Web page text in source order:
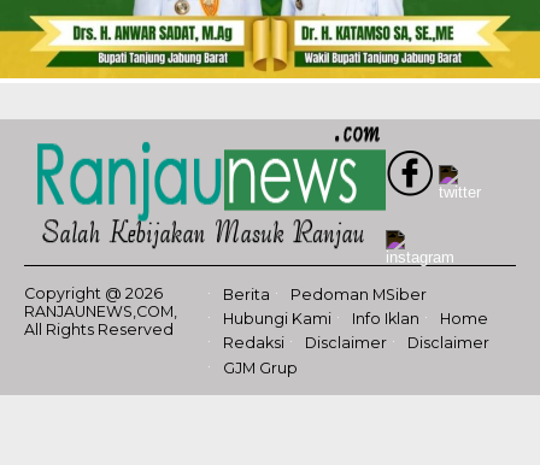
Copyright @ 2026
RANJAUNEWS,COM,
All Rights Reserved
Berita
Pedoman MSiber
Hubungi Kami
Info Iklan
Home
Redaksi
Disclaimer
Disclaimer
GJM Grup